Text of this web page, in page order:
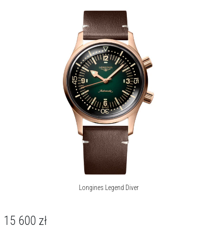
Manufaktura zegarmistrzowska Longines z siedzibą w szwajcarskim
Saint-Imier od 1832 roku, legitymuje się ekspercką wiedzą
przesiąkniętą tradycją, elegancją i wydajnością.
Poprzez wielopokoleniowe doświadczenia w roli oficjalnego
chronometrażysty imprez o randze mistrzostw świata oraz jako
partner międzynarodowych federacji sportowych, Longines nawiązał
silne i długotrwałe relacje ze światem sportu.
Marka słynąca z wyjątkowej elegancji swoich czasomierzy jest
członkiem Swatch Group Ltd., wiodącego producenta zegarków na
Korzystający z emblematu uskrzydlonej klepsydry Longines jest
obecny w ponad 150 krajach na całym świecie.
Longines Legend Diver
15 600 zł